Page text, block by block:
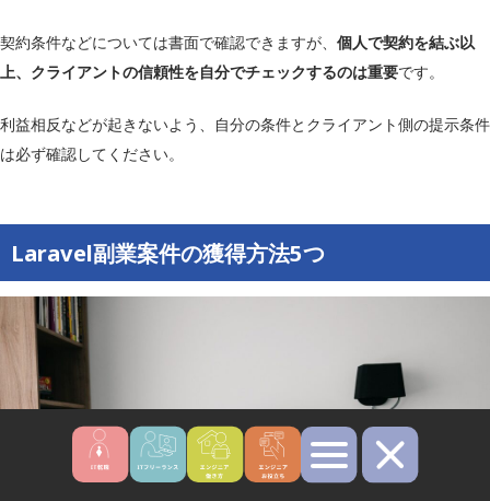
契約条件などについては書面で確認できますが、 個人で契約を結ぶ以
上、クライアントの信頼性を自分でチェックするのは重要です。
利益相反などが起きないよう、自分の条件とクライアント側の提示条件
は必ず確認してください。
Laravel副業案件の獲得方法5つ